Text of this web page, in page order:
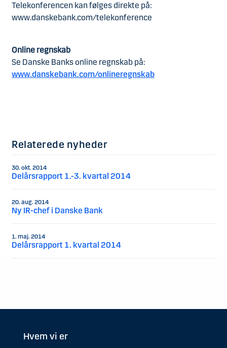
Telekonferencen kan følges direkte på:
www.danskebank.com/telekonference
Online regnskab
Se Danske Banks online regnskab på:
www.danskebank.com/onlineregnskab
Relaterede nyheder
30. okt. 2014
Delårsrapport 1.-3. kvartal 2014
20. aug. 2014
Ny IR-chef i Danske Bank
1. maj. 2014
Delårsrapport 1. kvartal 2014
Hvem vi er